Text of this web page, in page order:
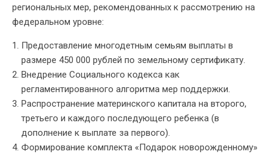
региональных мер, рекомендованных к рассмотрению на
федеральном уровне:
Предоставление многодетным семьям выплаты в
размере 450 000 рублей по земельному сертификату.
Внедрение Социального кодекса как
регламентированного алгоритма мер поддержки.
Распространение материнского капитала на второго,
третьего и каждого последующего ребенка (в
дополнение к выплате за первого).
Формирование комплекта «Подарок новорожденному»